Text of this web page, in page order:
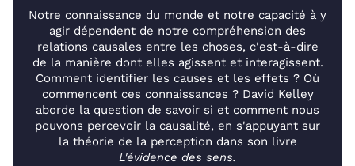
Notre connaissance du monde et notre capacité à y
agir dépendent de notre compréhension des
relations causales entre les choses, c'est-à-dire
de la manière dont elles agissent et interagissent.
Comment identifier les causes et les effets ? Où
commencent ces connaissances ? David Kelley
aborde la question de savoir si et comment nous
pouvons percevoir la causalité, en s'appuyant sur
la théorie de la perception dans son livre
L'évidence des sens.